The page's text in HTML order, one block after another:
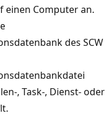
einen Computer an.
des SCW
, Task-, Dienst- oder